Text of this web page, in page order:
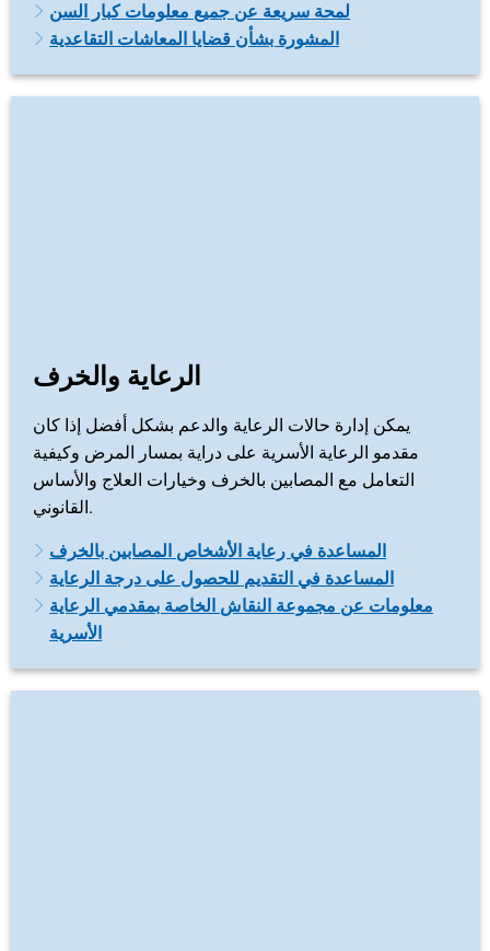
لمحة سريعة عن جميع معلومات كبار السن
المشورة بشأن قضايا المعاشات التقاعدية
الرعاية والخرف
يمكن إدارة حالات الرعاية والدعم بشكل أفضل إذا كان
مقدمو الرعاية الأسرية على دراية بمسار المرض وكيفية
التعامل مع المصابين بالخرف وخيارات العلاج والأساس
القانوني.
المساعدة في رعاية الأشخاص المصابين بالخرف
المساعدة في التقديم للحصول على درجة الرعاية
معلومات عن مجموعة النقاش الخاصة بمقدمي الرعاية
الأسرية